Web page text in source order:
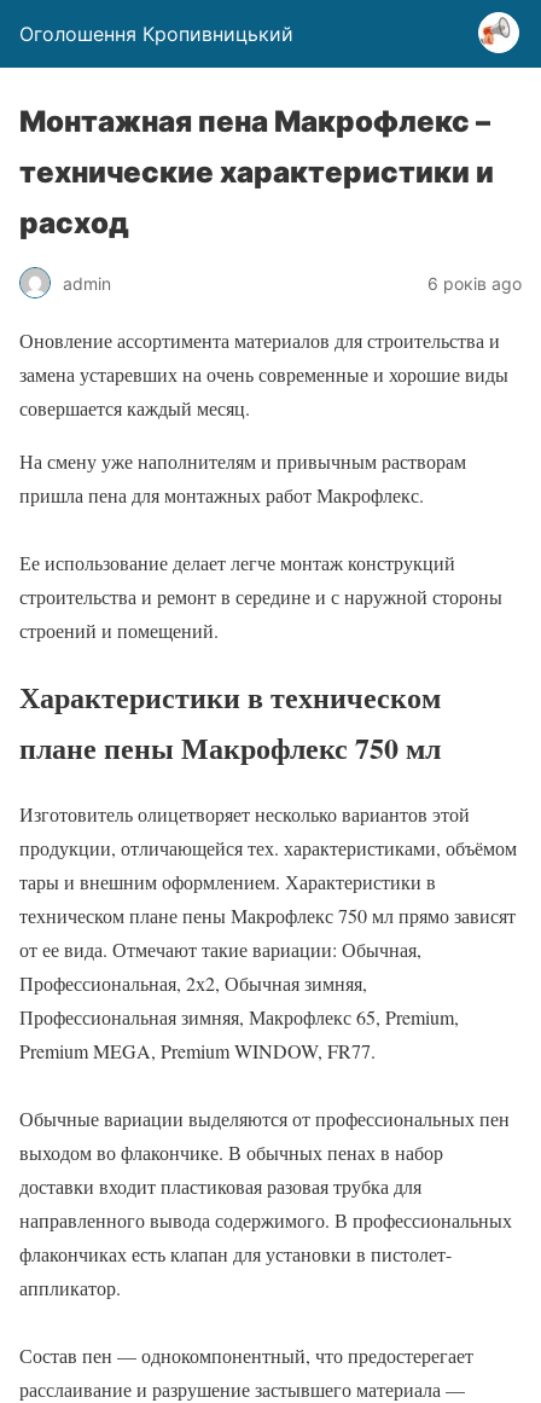
Оголошення Кропивницький
Монтажная пена Макрофлекс –
технические характеристики и
расход
admin 6 років ago
Оновление ассортимента материалов для строительства и
замена устаревших на очень современные и хорошие виды
совершается каждый месяц.
На смену уже наполнителям и привычным растворам
пришла пена для монтажных работ Макрофлекс.
Ее использование делает легче монтаж конструкций
строительства и ремонт в середине и с наружной стороны
строений и помещений.
Характеристики в техническом
плане пены Макрофлекс 750 мл
Изготовитель олицетворяет несколько вариантов этой
продукции, отличающейся тех. характеристиками, объёмом
тары и внешним оформлением. Характеристики в
техническом плане пены Макрофлекс 750 мл прямо зависят
от ее вида. Отмечают такие вариации: Обычная,
Профессиональная, 2х2, Обычная зимняя,
Профессиональная зимняя, Макрофлекс 65, Premium,
Premium MEGA, Premium WINDOW, FR77.
Обычные вариации выделяются от профессиональных пен
выходом во флакончике. В обычных пенах в набор
доставки входит пластиковая разовая трубка для
направленного вывода содержимого. В профессиональных
флакончиках есть клапан для установки в пистолет-
аппликатор.
Состав пен — однокомпонентный, что предостерегает
расслаивание и разрушение застывшего материала —